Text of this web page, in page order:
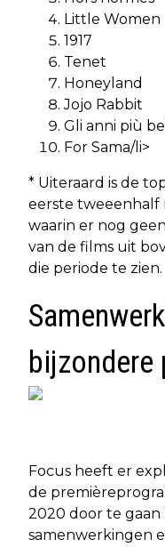
Little Women
1917
Tenet
Honeyland
Jojo Rabbit
Gli anni più
For Sama/li>
* Uiteraard is de
eerste tweeenhalf
waarin er nog
van de films uit
die periode te zien.
bijzondere
Focus heeft er
de
2020 door te
samenwerkingen